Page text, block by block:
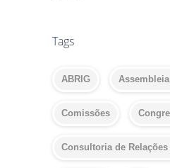
Tags
ABRIG
Comissões
Consultoria de